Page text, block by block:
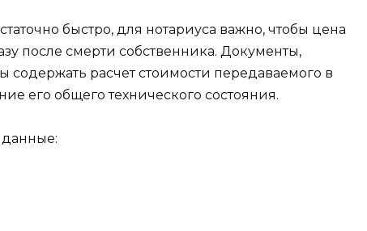
быстро, для нотариуса важно, чтобы цена
после смерти собственника. Документы,
расчет стоимости передаваемого в
его общего технического состояния.
данные: